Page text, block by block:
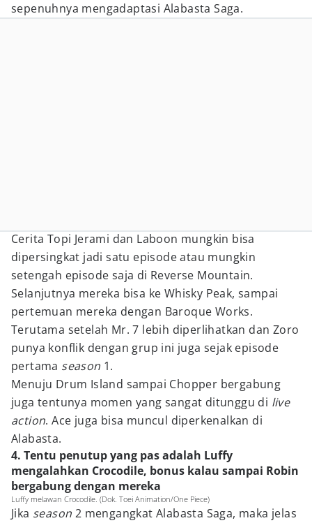
sepenuhnya mengadaptasi Alabasta Saga.
Cerita Topi Jerami dan Laboon mungkin bisa
dipersingkat jadi satu episode atau mungkin
setengah episode saja di Reverse Mountain.
Selanjutnya mereka bisa ke Whisky Peak, sampai
pertemuan mereka dengan Baroque Works.
Terutama setelah Mr. 7 lebih diperlihatkan dan Zoro
punya konflik dengan grup ini juga sejak episode
pertama season 1.
Menuju Drum Island sampai Chopper bergabung
juga tentunya momen yang sangat ditunggu di live
action. Ace juga bisa muncul diperkenalkan di
Alabasta.
4. Tentu penutup yang pas adalah Luffy
mengalahkan Crocodile, bonus kalau sampai Robin
bergabung dengan mereka
Luffy melawan Crocodile. (Dok. Toei Animation/One Piece)
Jika season 2 mengangkat Alabasta Saga, maka jelas